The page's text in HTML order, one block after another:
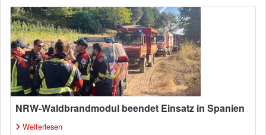
NRW-Waldbrandmodul beendet Einsatz in Spanien
Weiterlesen